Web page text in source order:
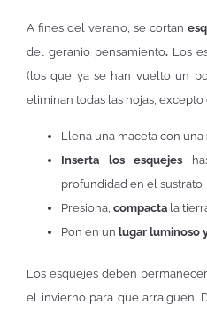
A fines del verano, se cortan
del geranio pensamiento. Los
(los que ya se han vuelto un
eliminan todas las hojas,
Llena una maceta con una
Inserta los esquejes
profundidad en el sustrato
Presiona, compacta la
Pon en un lugar luminoso
Los esquejes deben
el invierno para que arraiguen.